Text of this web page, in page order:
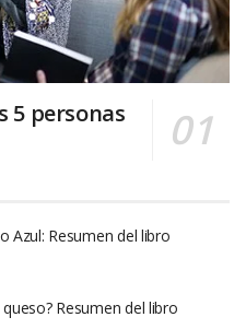
5 personas
Azul: Resumen del libro
Resumen del libro